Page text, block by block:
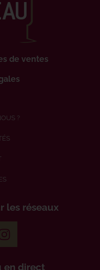
de ventes
?
les réseaux
en direct